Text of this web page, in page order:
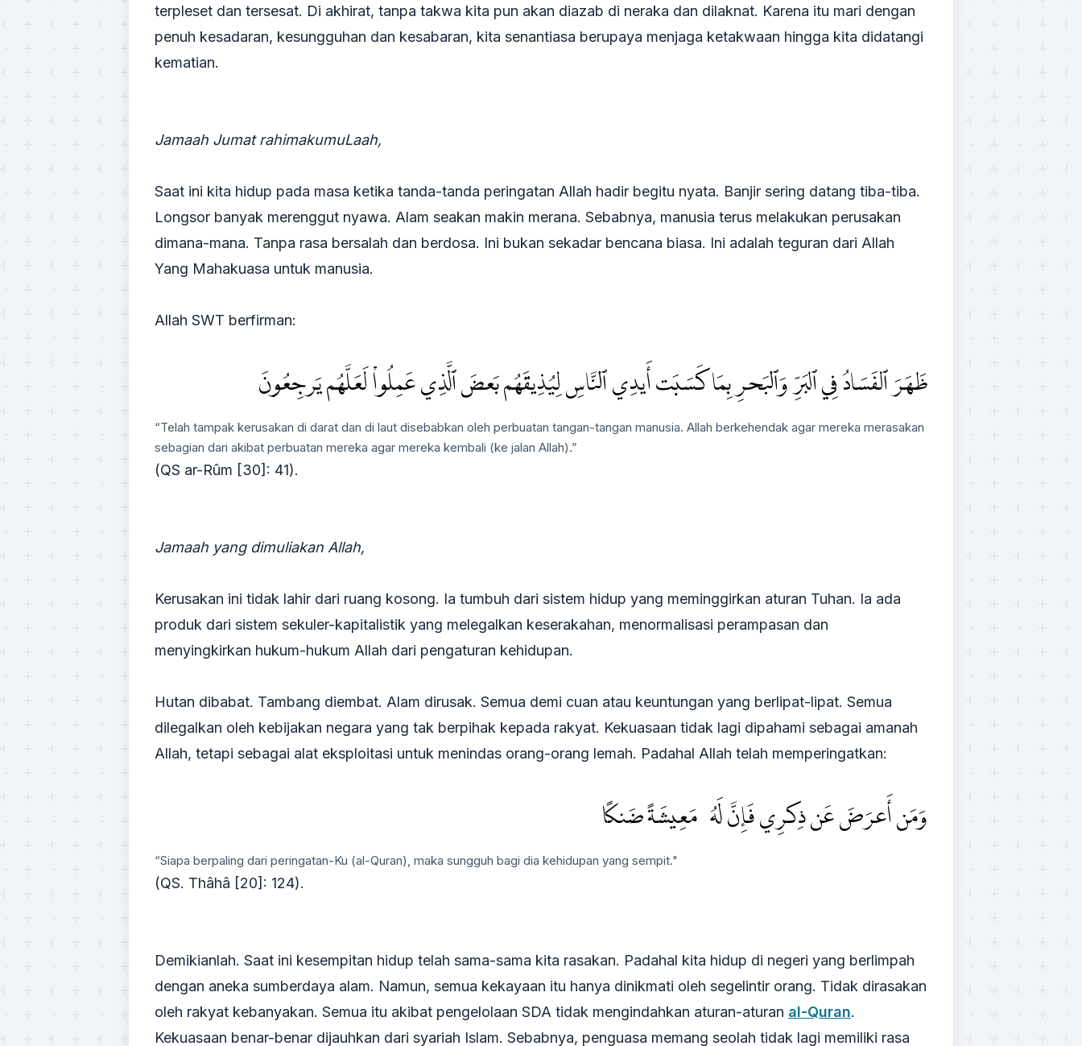
terpleset dan tersesat. Di akhirat, tanpa takwa kita pun akan diazab di neraka dan dilaknat. Karena itu mari dengan
penuh kesadaran, kesungguhan dan kesabaran, kita senantiasa berupaya menjaga ketakwaan hingga kita didatangi
kematian.
Jamaah Jumat rahimakumuLaah,
Saat ini kita hidup pada masa ketika tanda-tanda peringatan Allah hadir begitu nyata. Banjir sering datang tiba-tiba.
Longsor banyak merenggut nyawa. Alam seakan makin merana. Sebabnya, manusia terus melakukan perusakan
dimana-mana. Tanpa rasa bersalah dan berdosa. Ini bukan sekadar bencana biasa. Ini adalah teguran dari Allah
Yang Mahakuasa untuk manusia.
Allah SWT berfirman:
ظَهَرَ ٱلۡفَسَادُ فِي ٱلۡبَرِّ وَٱلۡبَحۡرِ بِمَا كَسَبَتۡ أَيۡدِي ٱلنَّاسِ لِيُذِيقَهُم بَعۡضَ ٱلَّذِي عَمِلُواْ لَعَلَّهُمۡ يَرۡجِعُونَ
“Telah tampak kerusakan di darat dan di laut disebabkan oleh perbuatan tangan-tangan manusia. Allah berkehendak agar mereka merasakan
sebagian dari akibat perbuatan mereka agar mereka kembali (ke jalan Allah).”
(QS ar-Rûm [30]: 41).
Jamaah yang dimuliakan Allah,
Kerusakan ini tidak lahir dari ruang kosong. Ia tumbuh dari sistem hidup yang meminggirkan aturan Tuhan. Ia ada
produk dari sistem sekuler-kapitalistik yang melegalkan keserakahan, menormalisasi perampasan dan
menyingkirkan hukum-hukum Allah dari pengaturan kehidupan.
Hutan dibabat. Tambang diembat. Alam dirusak. Semua demi cuan atau keuntungan yang berlipat-lipat. Semua
dilegalkan oleh kebijakan negara yang tak berpihak kepada rakyat. Kekuasaan tidak lagi dipahami sebagai amanah
Allah, tetapi sebagai alat eksploitasi untuk menindas orang-orang lemah. Padahal Allah telah memperingatkan:
وَمَنۡ أَعۡرَضَ عَن ذِكۡرِي فَإِنَّ لَهُۥ مَعِيشَةً ضَنكًا
“Siapa berpaling dari peringatan-Ku (al-Quran), maka sungguh bagi dia kehidupan yang sempit."
(QS. Thâhâ [20]: 124).
Demikianlah. Saat ini kesempitan hidup telah sama-sama kita rasakan. Padahal kita hidup di negeri yang berlimpah
dengan aneka sumberdaya alam. Namun, semua kekayaan itu hanya dinikmati oleh segelintir orang. Tidak dirasakan
oleh rakyat kebanyakan. Semua itu akibat pengelolaan SDA tidak mengindahkan aturan-aturan al-Quran.
Kekuasaan benar-benar dijauhkan dari syariah Islam. Sebabnya, penguasa memang seolah tidak lagi memiliki rasa